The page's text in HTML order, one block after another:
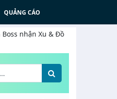
QUẢNG CÁO
Boss nhận Xu & Đồ